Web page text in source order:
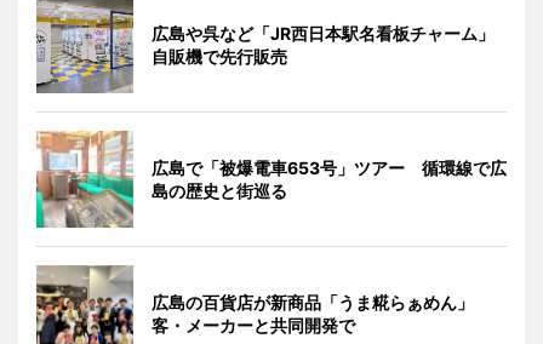
広島や呉など「JR西日本駅名看板チャーム」
自販機で先行販売
広島で「被爆電車653号」ツアー 循環線で広
島の歴史と街巡る
広島の百貨店が新商品「うま糀らぁめん」
客・メーカーと共同開発で